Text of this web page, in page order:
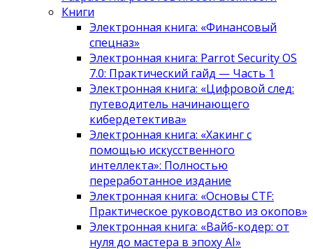
Книги
Электронная книга: «Финансовый
спецназ»
Электронная книга: Parrot Security OS
7.0: Практический гайд — Часть 1
Электронная книга: «Цифровой след:
путеводитель начинающего
кибердетектива»
Электронная книга: «Хакинг с
помощью искусственного
интеллекта»: Полностью
переработанное издание
Электронная книга: «Основы CTF:
Практическое руководство из окопов»
Электронная книга: «Вайб-кодер: от
нуля до мастера в эпоху AI»